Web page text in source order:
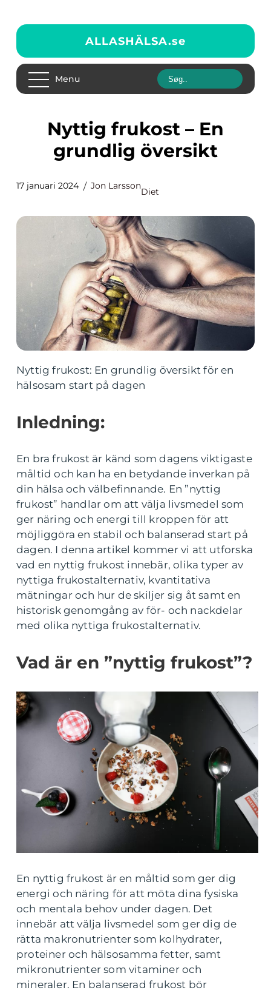
ALLASHÄLSA.se
Menu
Nyttig frukost – En
grundlig översikt
17 januari 2024 Jon Larsson
Diet
Nyttig frukost: En grundlig översikt för en
hälsosam start på dagen
Inledning:
En bra frukost är känd som dagens viktigaste
måltid och kan ha en betydande inverkan på
din hälsa och välbefinnande. En ”nyttig
frukost” handlar om att välja livsmedel som
ger näring och energi till kroppen för att
möjliggöra en stabil och balanserad start på
dagen. I denna artikel kommer vi att utforska
vad en nyttig frukost innebär, olika typer av
nyttiga frukostalternativ, kvantitativa
mätningar och hur de skiljer sig åt samt en
historisk genomgång av för- och nackdelar
med olika nyttiga frukostalternativ.
Vad är en ”nyttig frukost”?
En nyttig frukost är en måltid som ger dig
energi och näring för att möta dina fysiska
och mentala behov under dagen. Det
innebär att välja livsmedel som ger dig de
rätta makronutrienter som kolhydrater,
proteiner och hälsosamma fetter, samt
mikronutrienter som vitaminer och
mineraler. En balanserad frukost bör